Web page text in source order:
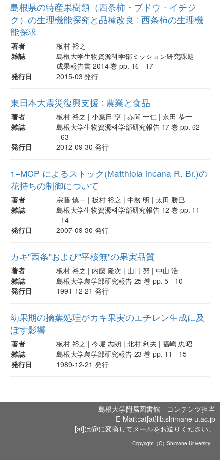
島根県の特産果樹類（西条柿・ブドウ・イチジ
ク）の生理機能探究と品種改良 : 西条柿の生理機
能探求
著者
板村 裕之
雑誌
島根大学生物資源科学部ミッション研究課題
成果報告書 2014 巻 pp. 16 - 17
発行日
2015-03 発行
東日本大震災復興支援 : 農業と食品
著者
板村 裕之 | 小葉田 亨 | 赤間 一仁 | 永田 恭一
雑誌
島根大学生物資源科学部研究報告 17 巻 pp. 62
- 63
発行日
2012-09-30 発行
1−MCP によるストック(Matthiola incana R. Br.)の
花持ちの制御について
著者
宗藤 慎一 | 板村 裕之 | 中務 明 | 太田 勝巳
雑誌
島根大学生物資源科学部研究報告 12 巻 pp. 11
- 14
発行日
2007-09-30 発行
カキ"西条"および"平核無"の果実品質
著者
板村 裕之 | 内藤 隆次 | 山門 努 | 中山 浩
雑誌
島根大学農学部研究報告 25 巻 pp. 5 - 10
発行日
1991-12-21 発行
幼果期の摘葉処理がカキ果実のエチレン生成に及
ぼす影響
著者
板村 裕之 | 今堀 志朗 | 北村 利夫 | 福嶋 忠昭
雑誌
島根大学農学部研究報告 23 巻 pp. 11 - 15
発行日
1989-12-21 発行
島根大学附属図書館 コンテンツ担当
E-Mail:cat[at]lib.shimane-u.ac.jp
[at]は@に変換してメールをお送りください。
Copyright（C）Shimane University